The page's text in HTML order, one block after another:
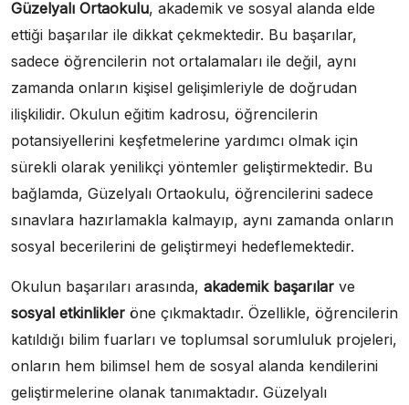
Güzelyalı Ortaokulu, akademik ve sosyal alanda elde
ettiği başarılar ile dikkat çekmektedir. Bu başarılar,
sadece öğrencilerin not ortalamaları ile değil, aynı
zamanda onların kişisel gelişimleriyle de doğrudan
ilişkilidir. Okulun eğitim kadrosu, öğrencilerin
potansiyellerini keşfetmelerine yardımcı olmak için
sürekli olarak yenilikçi yöntemler geliştirmektedir. Bu
bağlamda, Güzelyalı Ortaokulu, öğrencilerini sadece
sınavlara hazırlamakla kalmayıp, aynı zamanda onların
sosyal becerilerini de geliştirmeyi hedeflemektedir.
Okulun başarıları arasında, akademik başarılar ve
sosyal etkinlikler öne çıkmaktadır. Özellikle, öğrencilerin
katıldığı bilim fuarları ve toplumsal sorumluluk projeleri,
onların hem bilimsel hem de sosyal alanda kendilerini
geliştirmelerine olanak tanımaktadır. Güzelyalı